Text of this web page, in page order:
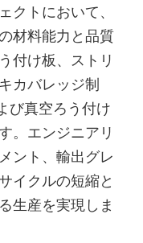
クトにおいて、
材料能力と品質
付け板、ストリ
カバレッジ制
び真空ろう付け
。エンジニアリ
ント、輸出グレ
イクルの短縮と
生産を実現しま